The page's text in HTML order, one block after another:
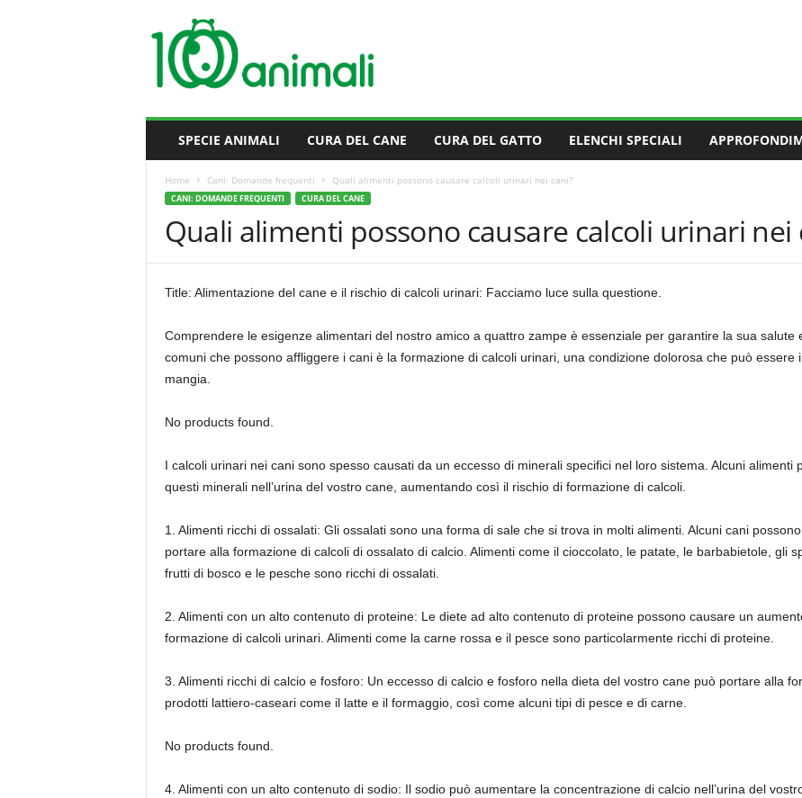
SPECIE ANIMALI CURA DEL CANE CURA DEL GATTO ELENCHI SPECIALI
Home Cani: Domande frequenti Quali alimenti possono causare calcoli urinari nei cani?
CANI: DOMANDE FREQUENTI CURA DEL CANE
Quali alimenti possono causare calcoli urinari nei
Title: Alimentazione del cane e il rischio di calcoli urinari: Facciamo luce sulla questione.
Comprendere le esigenze alimentari del nostro amico a quattro zampe è essenziale per garantire la sua salute
comuni che possono affliggere i cani è la formazione di calcoli urinari, una condizione dolorosa che può essere
mangia.
No products found.
I calcoli urinari nei cani sono spesso causati da un eccesso di minerali specifici nel loro sistema. Alcuni
questi minerali nell’urina del vostro cane, aumentando così il rischio di formazione di calcoli.
1. Alimenti ricchi di ossalati: Gli ossalati sono una forma di sale che si trova in molti alimenti. Alcuni cani
portare alla formazione di calcoli di ossalato di calcio. Alimenti come il cioccolato, le patate, le barbabietole, gli
frutti di bosco e le pesche sono ricchi di ossalati.
2. Alimenti con un alto contenuto di proteine: Le diete ad alto contenuto di proteine possono causare un
formazione di calcoli urinari. Alimenti come la carne rossa e il pesce sono particolarmente ricchi di proteine.
3. Alimenti ricchi di calcio e fosforo: Un eccesso di calcio e fosforo nella dieta del vostro cane può portare alla
prodotti lattiero-caseari come il latte e il formaggio, così come alcuni tipi di pesce e di carne.
No products found.
4. Alimenti con un alto contenuto di sodio: Il sodio può aumentare la concentrazione di calcio nell’urina del